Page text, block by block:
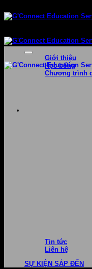
qua
nội
Giới thiệu
Học bổng
Chương trình
Tin tức
Liên hệ
SỰ KIỆN SẮP ĐẾN